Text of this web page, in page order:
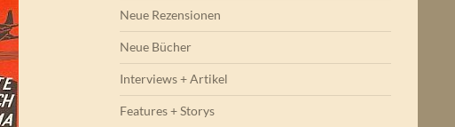
Neue Rezensionen
Neue Bücher
Interviews + Artikel
Features + Storys